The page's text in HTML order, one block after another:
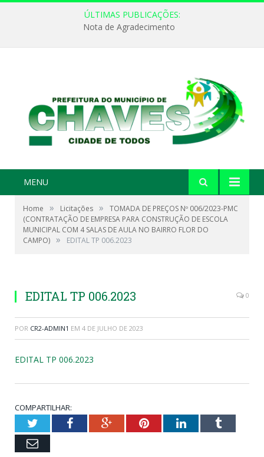
ÚLTIMAS PUBLICAÇÕES:
Nota de Agradecimento
MENU
Home » Licitações »
TOMADA DE PREÇOS Nº 006/2023-PMC
(CONTRATAÇÃO DE EMPRESA PARA CONSTRUÇÃO DE ESCOLA
MUNICIPAL COM 4 SALAS DE AULA NO BAIRRO FLOR DO
CAMPO) » EDITAL TP 006.2023
EDITAL TP 006.2023 0
POR CR2-ADMIN1 EM 4 DE JULHO DE 2023
EDITAL TP 006.2023
COMPARTILHAR:
TwitterFacebookGoogle+PinterestLinkedInTumblr
Email